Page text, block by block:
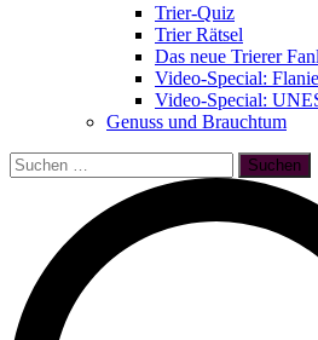
Trier-Quiz
Trier Rätsel
Das neue Trierer
Video-Special:
Video-Special:
Genuss und Brauchtum
Suchen
nach: